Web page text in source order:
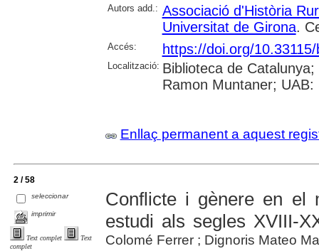
Autors add.: Associació d'Història
Universitat de Girona.
Accés: https://doi.org/
Localització: Biblioteca de
Ramon Muntaner; UAB:
Enllaç permanent a aquest
2 / 58
seleccionar
imprimir
Text complet
Text
complet
Conflicte i gènere en
estudi als segles XVIII-
Colomé Ferrer ; Dignoris Mateo